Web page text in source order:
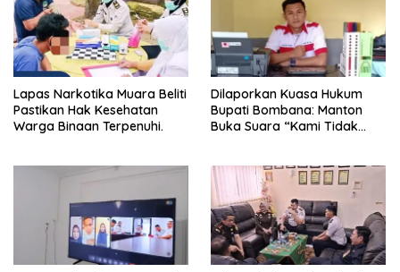
Lapas Narkotika Muara Beliti
Pastikan Hak Kesehatan
Warga Binaan Terpenuhi.
Dilaporkan Kuasa Hukum
Bupati Bombana: Manton
Buka Suara “Kami Tidak